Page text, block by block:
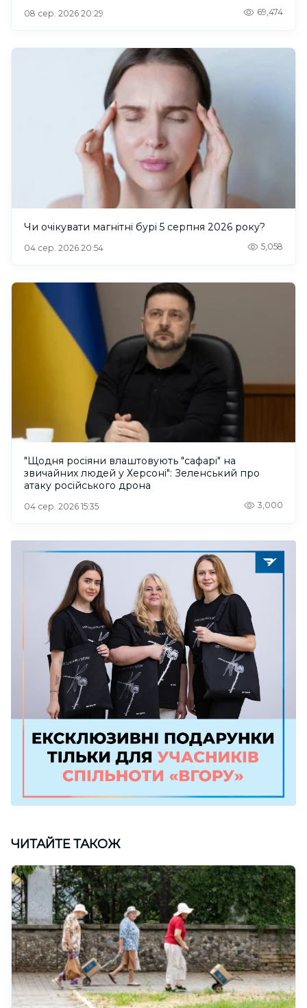
08 сер. 2026 20:29 69,474
Чи очікувати магнітні бурі 5 серпня 2026 року?
04 сер. 2026 20:54 5,058
"Щодня росіяни влаштовують "сафарі" на
звичайних людей у Херсоні": Зеленський про
атаку російського дрона
04 сер. 2026 15:35 3,000
ЧИТАЙТЕ ТАКОЖ